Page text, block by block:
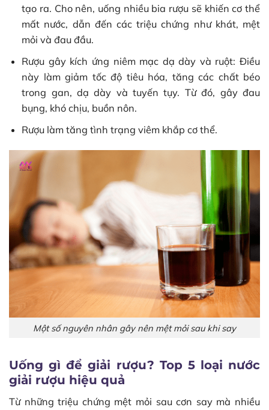
tạo ra. Cho nên, uống nhiều bia rượu sẽ khiến cơ thể
mất nước, dẫn đến các triệu chứng như khát, mệt
mỏi và đau đầu.
Rượu gây kích ứng niêm mạc dạ dày và ruột: Điều
này làm giảm tốc độ tiêu hóa, tăng các chất béo
trong gan, dạ dày và tuyến tụy. Từ đó, gây đau
bụng, khó chịu, buồn nôn.
Rượu làm tăng tình trạng viêm khắp cơ thể.
Một số nguyên nhân gây nên mệt mỏi sau khi say
Uống gì để giải rượu? Top 5 loại nước
giải rượu hiệu quả
Từ những triệu chứng mệt mỏi sau cơn say mà nhiều